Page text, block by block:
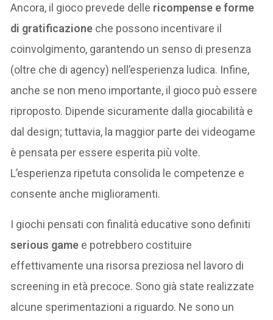
Ancora, il gioco prevede delle ricompense e forme
di gratificazione che possono incentivare il
coinvolgimento, garantendo un senso di presenza
(oltre che di agency) nell’esperienza ludica. Infine,
anche se non meno importante, il gioco può essere
riproposto. Dipende sicuramente dalla giocabilità e
dal design; tuttavia, la maggior parte dei videogame
è pensata per essere esperita più volte.
L’esperienza ripetuta consolida le competenze e
consente anche miglioramenti.
I giochi pensati con finalità educative sono definiti
serious game e potrebbero costituire
effettivamente una risorsa preziosa nel lavoro di
screening in età precoce. Sono già state realizzate
alcune sperimentazioni a riguardo. Ne sono un